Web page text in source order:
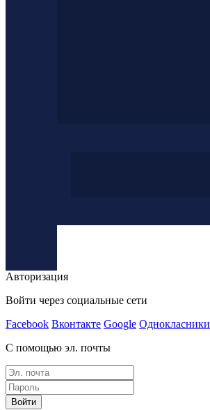
Авторизация
Войти через социальные сети
Facebook Вконтакте Google Однокласники
С помощью эл. почты
Войти